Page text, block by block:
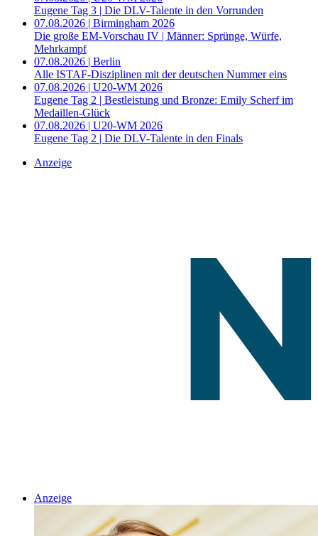
Eugene Tag 3 | Die DLV-Talente in den Vorrunden
07.08.2026 | Birmingham 2026
Die große EM-Vorschau IV | Männer: Sprünge, Würfe,
Mehrkampf
07.08.2026 | Berlin
Alle ISTAF-Disziplinen mit der deutschen Nummer eins
07.08.2026 | U20-WM 2026
Eugene Tag 2 | Bestleistung und Bronze: Emily Scherf im
Medaillen-Glück
07.08.2026 | U20-WM 2026
Eugene Tag 2 | Die DLV-Talente in den Finals
Anzeige
Anzeige